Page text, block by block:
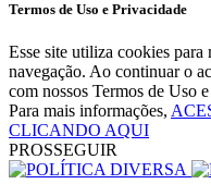
Termos de Uso e Privacidade
Esse site utiliza cookies para
navegação. Ao continuar o
com nossos Termos de Uso
Para mais informações,
CLICANDO AQUI
PROSSEGUIR